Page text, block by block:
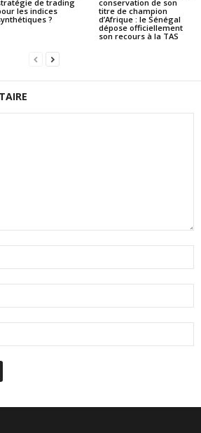
de trading
les indices
?
conservation de son
titre de champion
d’Afrique : le Sénégal
dépose officiellement
son recours à la TAS